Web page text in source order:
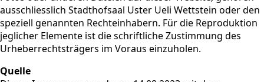
ausschliesslich Stadthofsaal Uster Ueli Wettstein oder den
speziell genannten Rechteinhabern. Für die Reproduktion
jeglicher Elemente ist die schriftliche Zustimmung des
Urheberrechtsträgers im Voraus einzuholen.
Quelle